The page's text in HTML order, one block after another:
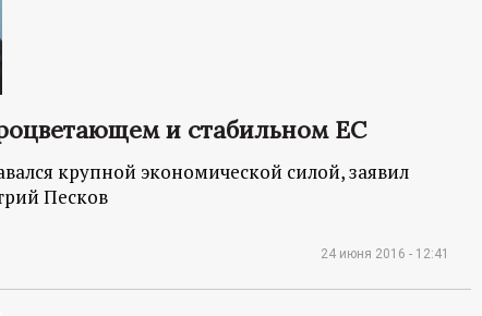
и стабильном ЕС
крупной экономической силой, заявил
Песков
24 июня 2016 - 12:41